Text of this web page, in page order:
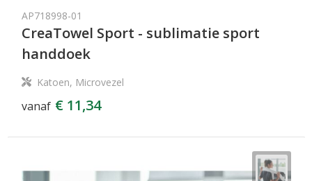
AP718998-01
CreaTowel Sport - sublimatie sport
handdoek
Katoen, Microvezel
vanaf € 11,34